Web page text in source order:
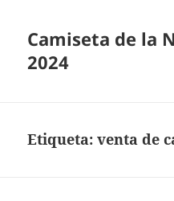
Camiseta de la
2024
Etiqueta:venta de